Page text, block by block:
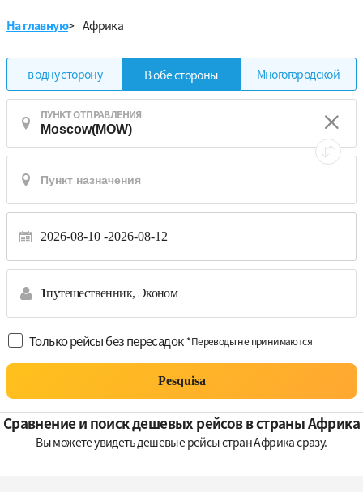
На главную> Африка
в одну сторону В обе стороны Многогородской
ПУНКТ ОТПРАВЛЕНИЯ
2026-08-10 2026-08-12
1путешественник, Эконом
Только рейсы без пересадок *Переводы не принимаются
Pesquisa
Сравнение и поиск дешевых рейсов в страны Африка
Вы можете увидеть дешевые рейсы стран Африка сразу.